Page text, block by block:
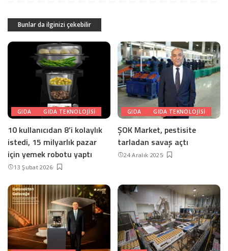
Bunlar da ilginizi çekebilir
GIDA GIDA TEKNOLOJISI
10 kullanıcıdan 8’i kolaylık
istedi, 15 milyarlık pazar
için yemek robotu yaptı
13 Şubat 2026
GIDA GIDA TEKNOLOJISI
ŞOK Market, pestisite
tarladan savaş açtı
24 Aralık 2025